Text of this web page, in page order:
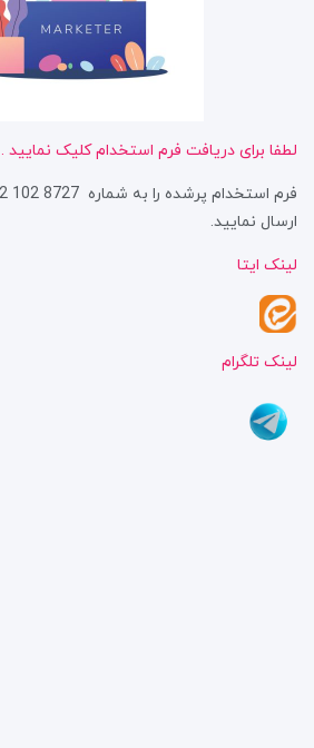
لطفا برای دریافت فرم استخدام کلیک نمایید .
ارسال نمایید.
لینک ایتا
لینک تلگرام